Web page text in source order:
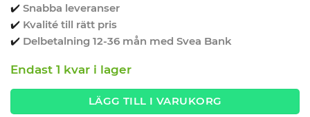
✔️ Snabba leveranser
✔️ Kvalité till rätt pris
✔️ Delbetalning 12-36 mån med Svea Bank
Endast 1 kvar i lager
LÄGG TILL I VARUKORG